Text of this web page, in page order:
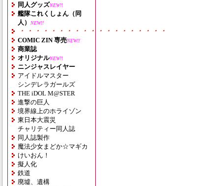
同人グッズNEW!!
艦隊これくしょん（同
人）
NEW!!
・・・・・・・・・・・・・・・・・・・
COMIC ZIN 専売NEW!!
商業誌
オリジナルNEW!!
ニンジャスレイヤー
アイドルマスター
シンデレラガールズ
THE iDOL M@STER
進撃の巨人
境界線上のホライゾン
東日本大震災
チャリティー同人誌
同人誌製作
魔法少女まどか☆マギカ
けいおん！
擬人化
鉄道
廃墟、遺構